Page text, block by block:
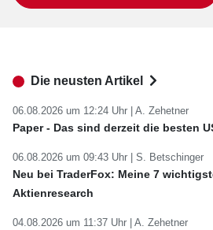
Die neusten Artikel
06.08.2026 um 12:24 Uhr | A. Zehetner
Paper - Das sind derzeit die besten
06.08.2026 um 09:43 Uhr | S. Betschinger
Neu bei TraderFox: Meine 7
Aktienresearch
04.08.2026 um 11:37 Uhr | A. Zehetner